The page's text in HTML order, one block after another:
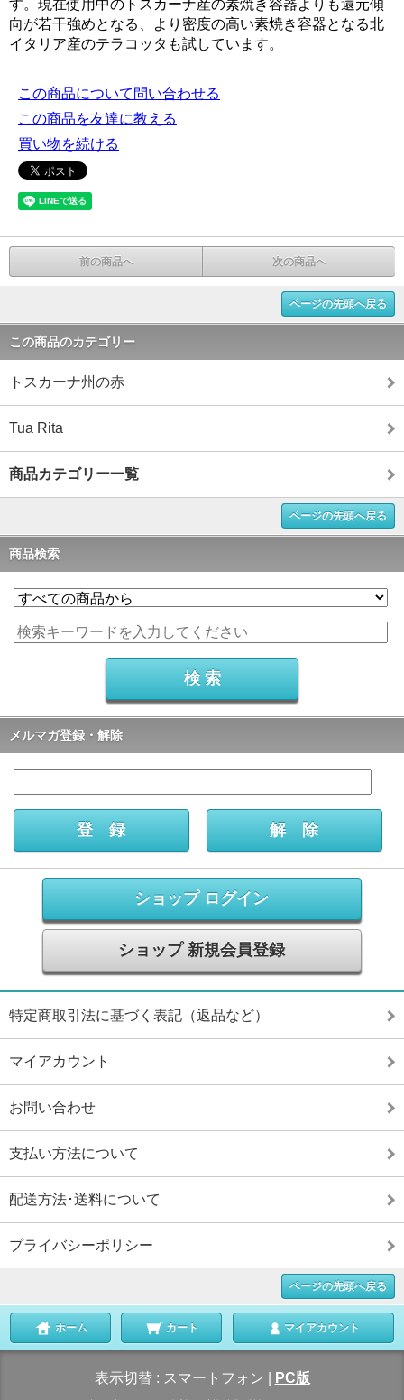
す。現在使用中のトスカーナ産の素焼き容器よりも還元傾
向が若干強めとなる、より密度の高い素焼き容器となる北
イタリア産のテラコッタも試しています。
この商品について問い合わせる
この商品を友達に教える
買い物を続ける
前の商品へ 次の商品へ
ページの先頭へ戻る
この商品のカテゴリー
トスカーナ州の赤
Tua Rita
商品カテゴリー一覧
ページの先頭へ戻る
商品検索
メルマガ登録・解除
ショップ ログイン
ショップ 新規会員登録
特定商取引法に基づく表記（返品など）
マイアカウント
お問い合わせ
支払い方法について
配送方法･送料について
プライバシーポリシー
ページの先頭へ戻る
ホーム カート マイアカウント
表示切替 : スマートフォン PC版